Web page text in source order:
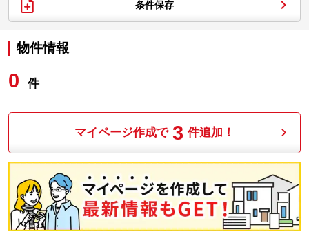
条件保存
物件情報
0 件
マイページ作成で 3 件追加！